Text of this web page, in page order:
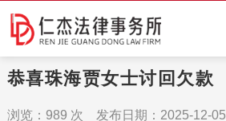
恭喜珠海贾女士讨回欠款
浏览： 989 次 发布日期：2025-12-05